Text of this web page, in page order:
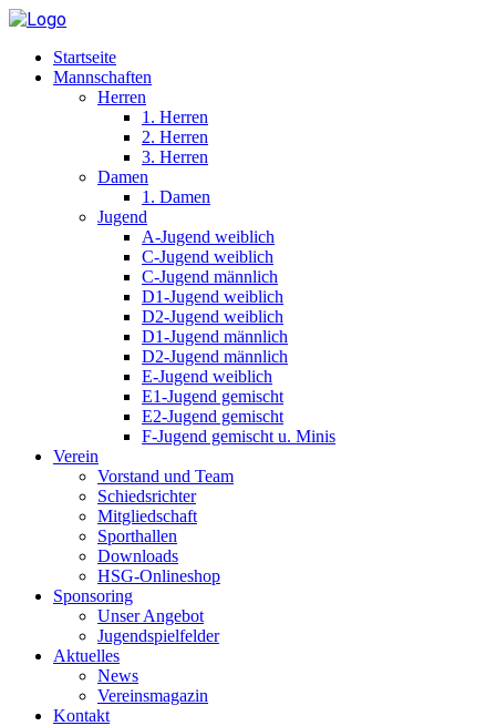
Startseite
Mannschaften
Herren
1. Herren
2. Herren
3. Herren
Damen
1. Damen
Jugend
A-Jugend weiblich
C-Jugend weiblich
C-Jugend männlich
D1-Jugend weiblich
D2-Jugend weiblich
D1-Jugend männlich
D2-Jugend männlich
E-Jugend weiblich
E1-Jugend gemischt
E2-Jugend gemischt
F-Jugend gemischt u. Minis
Verein
Vorstand und Team
Schiedsrichter
Mitgliedschaft
Sporthallen
Downloads
HSG-Onlineshop
Sponsoring
Unser Angebot
Jugendspielfelder
Aktuelles
News
Vereinsmagazin
Kontakt